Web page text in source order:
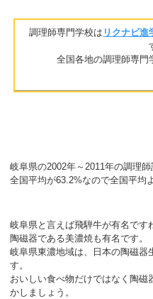
調理師専門学校は リクナビ進
全国各地の調理師専門
岐阜県の2002年～2011年の調理
全国平均が63.2%なので全国平均
岐阜県と言えば飛騨牛が有名です
陶磁器である美濃焼も有名です。
岐阜県東濃地域は、日本の陶磁
す。
おいしい食べ物だけではなく陶
かしましょう。